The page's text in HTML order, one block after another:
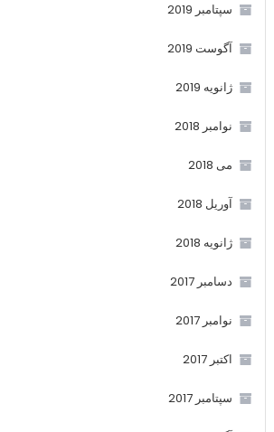
سپتامبر 2019
آگوست 2019
ژانویه 2019
نوامبر 2018
می 2018
آوریل 2018
ژانویه 2018
دسامبر 2017
نوامبر 2017
اکتبر 2017
سپتامبر 2017